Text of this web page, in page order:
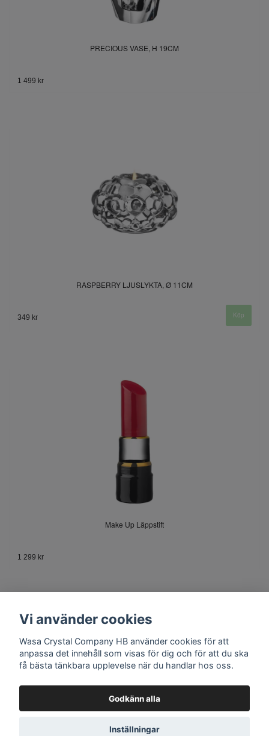
PRECIOUS VASE, H 19CM
1 499 kr
RASPBERRY LJUSLYKTA, Ø 11CM
349 kr
Make Up Läppstift
1 299 kr
Kontakt
Vi använder cookies
Wasa Crystal Company HB använder cookies för att
anpassa det innehåll som visas för dig och för att du ska
få bästa tänkbara upplevelse när du handlar hos oss.
Godkänn alla
Inställningar